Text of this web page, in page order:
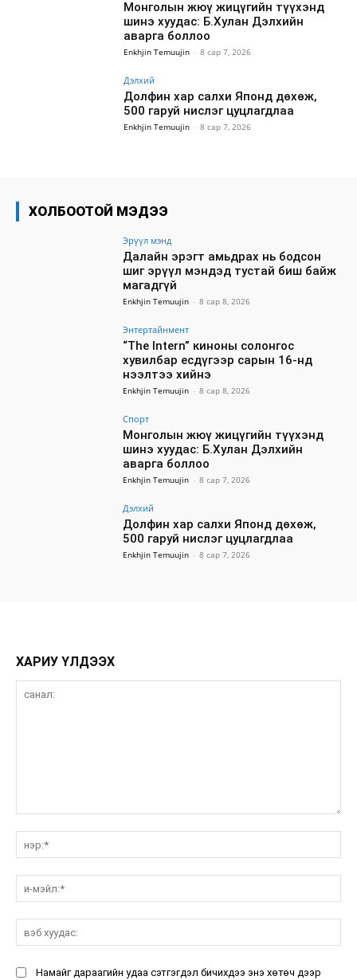
Монголын жюү жицүгийн түүхэнд
шинэ хуудас: Б.Хулан Дэлхийн
аварга боллоо
Enkhjin Temuujin - 8 сар 7, 2026
Дэлхий
Долфин хар салхи Японд дөхөж,
500 гаруй нислэг цуцлагдлаа
Enkhjin Temuujin - 8 сар 7, 2026
ХОЛБООТОЙ МЭДЭЭ
Эрүүл мэнд
Далайн эрэгт амьдрах нь бодсон
шиг эрүүл мэндэд тустай биш байж
магадгүй
Enkhjin Temuujin - 8 сар 8, 2026
Энтертайнмент
“The Intern” киноны солонгос
хувилбар есдүгээр сарын 16-нд
нээлтээ хийнэ
Enkhjin Temuujin - 8 сар 8, 2026
Спорт
Монголын жюү жицүгийн түүхэнд
шинэ хуудас: Б.Хулан Дэлхийн
аварга боллоо
Enkhjin Temuujin - 8 сар 7, 2026
Дэлхий
Долфин хар салхи Японд дөхөж,
500 гаруй нислэг цуцлагдлаа
Enkhjin Temuujin - 8 сар 7, 2026
ХАРИУ ҮЛДЭЭХ
Намайг дараагийн удаа сэтгэгдэл бичихдээ энэ хөтөч дээр